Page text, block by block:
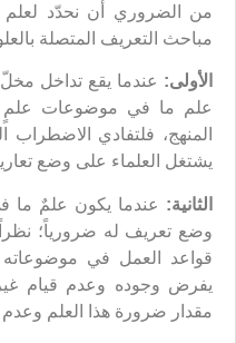
من الضروري أن نحدّد لعلم
مباحث التعريف المتصلة
الأولى: عندما يقع تداخل
علم ما في موضوعات
المنهج، فلتفادي
يشتغل العلماء على وضع
الثانية: عندما يكون علمٌ ما
وضع تعريف له ضرورياً؛
قواعد العمل في موضوعاته
يفرض وجوده وعدم قيام
مقدار ضرورة هذا العلم وعدم